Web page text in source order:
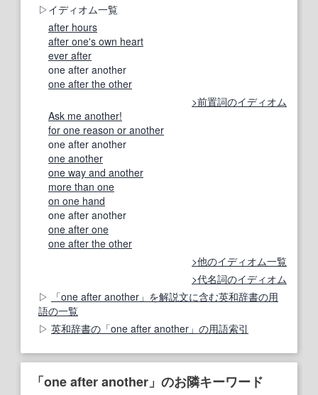
イディオム一覧
after hours
after one's own heart
ever after
one after another
one after the other
前置詞のイディオム
Ask me another!
for one reason or another
one after another
one another
one way and another
more than one
on one hand
one after another
one after one
one after the other
他のイディオム一覧
代名詞のイディオム
「one after another」を解説文に含む英和辞書の用
語の一覧
英和辞書の「one after another」の用語索引
「one after another」のお隣キーワード